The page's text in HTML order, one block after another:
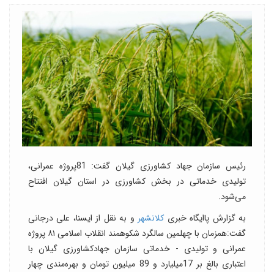
رئیس سازمان جهاد کشاورزی گیلان گفت: 81پروژه عمرانی،
تولیدی خدماتی در بخش کشاورزی در استان گیلان افتتاح
می‌شود.
به گزارش پاایگاه خبری کلانشهر و به نقل از ایسنا، علی درجانی
گفت:همزمان با چهلمین سالگرد شکوهمند انقلاب اسلامی ۸۱ پروژه
عمرانی و تولیدی - خدماتی سازمان جهادکشاورزی گیلان با
اعتباری بالغ بر 17میلیارد و 89 میلیون تومان و بهره‌مندی چهار